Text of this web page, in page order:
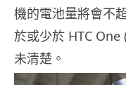
機的電池量將會不
於或少於 HTC
未清楚。